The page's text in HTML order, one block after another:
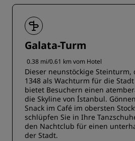
Galata-Turm
0.38 mi/0.61 km vom Hotel
Dieser neunstöckige
1348 als Wachturm für die
bietet Besuchern einen
die Skyline von Ístanbul.
Snack im Café im obersten
schlüpfen Sie in Ihre
den Nachtclub für einen
der Stadt.